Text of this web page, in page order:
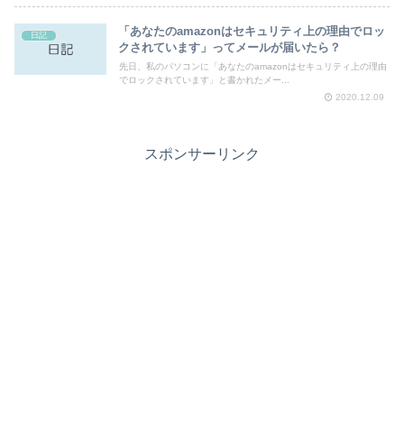
日記
「あなたのamazonはセキュリティ上の理由でロッ
クされています」ってメールが届いたら？
先日、私のパソコンに「あなたのamazonはセキュリティ上の理由
でロックされています」と書かれたメー...
2020.12.09
スポンサーリンク